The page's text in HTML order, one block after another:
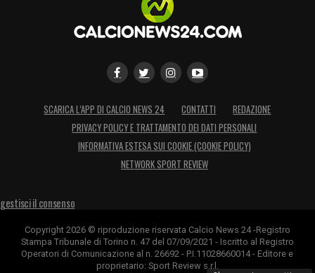
SCARICA L’APP DI CALCIO NEWS 24 CONTATTI
REDAZIONE
PRIVACY POLICY E TRATTAMENTO DEI DATI PERSONALI
INFORMATIVA ESTESA SUI COOKIE (COOKIE POLICY)
NETWORK SPORT REVIEW
gestisci il consenso
Copyright 2026 © riproduzione riservata Calcio News 24 -Registro
Stampa Tribunale di Torino n. 47 del 07/09/2021 - Iscritto al Registro
Operatori di Comunicazione al n. 26692 - P.I.11028660014 - Editore e
proprietario: Sport Review s.r.l.